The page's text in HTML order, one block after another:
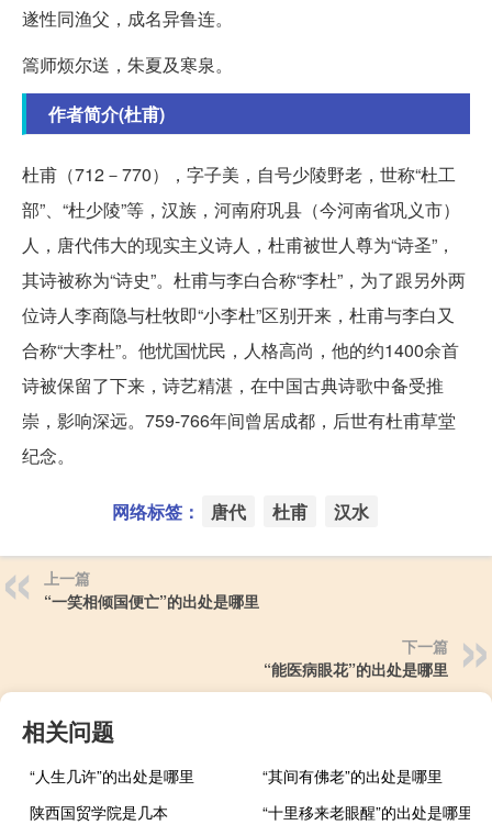
遂性同渔父，成名异鲁连。
篙师烦尔送，朱夏及寒泉。
作者简介(杜甫)
杜甫（712－770），字子美，自号少陵野老，世称“杜工
部”、“杜少陵”等，汉族，河南府巩县（今河南省巩义市）
人，唐代伟大的现实主义诗人，杜甫被世人尊为“诗圣”，
其诗被称为“诗史”。杜甫与李白合称“李杜”，为了跟另外两
位诗人李商隐与杜牧即“小李杜”区别开来，杜甫与李白又
合称“大李杜”。他忧国忧民，人格高尚，他的约1400余首
诗被保留了下来，诗艺精湛，在中国古典诗歌中备受推
崇，影响深远。759-766年间曾居成都，后世有杜甫草堂
纪念。
网络标签： 唐代 杜甫 汉水
上一篇
“一笑相倾国便亡”的出处是哪里
下一篇
“能医病眼花”的出处是哪里
相关问题
“人生几许”的出处是哪里
“其间有佛老”的出处是哪里
陕西国贸学院是几本
“十里移来老眼醒”的出处是哪里